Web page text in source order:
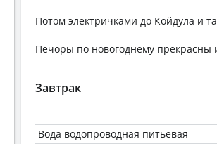
Потом электричками до Койдула и
Печоры по новогоднему прекрасны
Завтрак
Вода водопроводная питьевая